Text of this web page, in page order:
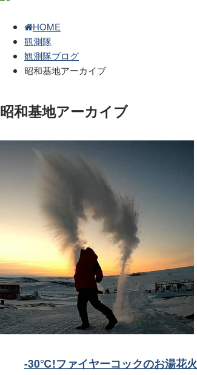
HOME
観測隊
観測隊ブログ
昭和基地アーカイブ
昭和基地アーカイブ
-30℃!ファイヤーコックのお湯花火